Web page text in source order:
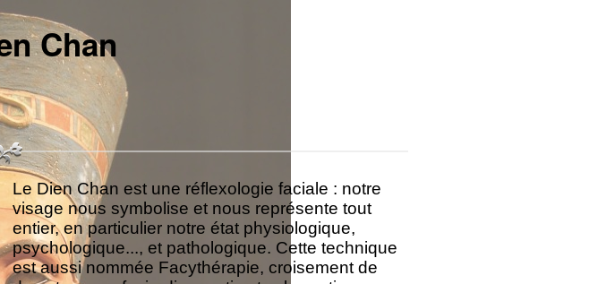
Chan
Le Dien Chan est une réflexologie faciale : notre
visage nous symbolise et nous représente tout
entier, en particulier notre état physiologique,
psychologique..., et pathologique. Cette technique
est aussi nommée Facythérapie, croisement de